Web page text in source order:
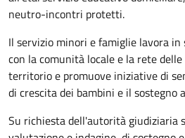
neutro-incontri protetti.
Il servizio minori e famiglie lavora
con la comunità locale e la rete
territorio e promuove iniziative di
di crescita dei bambini e il sostegno
Su richiesta dell'autorità giudiziaria